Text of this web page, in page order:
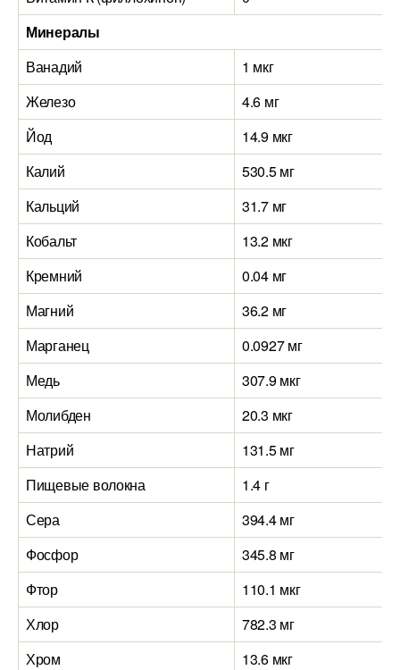
Минералы
Ванадий
1 мкг
Железо
4.6 мг
Йод
14.9 мкг
Калий
530.5 мг
Кальций
31.7 мг
Кобальт
13.2 мкг
Кремний
0.04 мг
Магний
36.2 мг
Марганец
0.0927 мг
Медь
307.9 мкг
Молибден
20.3 мкг
Натрий
131.5 мг
Пищевые волокна
1.4 г
Сера
394.4 мг
Фосфор
345.8 мг
Фтор
110.1 мкг
Хлор
782.3 мг
Хром
13.6 мкг